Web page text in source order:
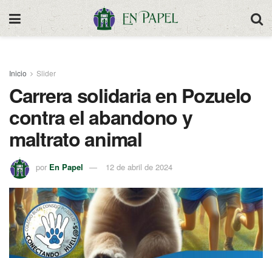
Inicio Slider
Carrera solidaria en Pozuelo
contra el abandono y
maltrato animal
por En Papel 12 de abril de 2024